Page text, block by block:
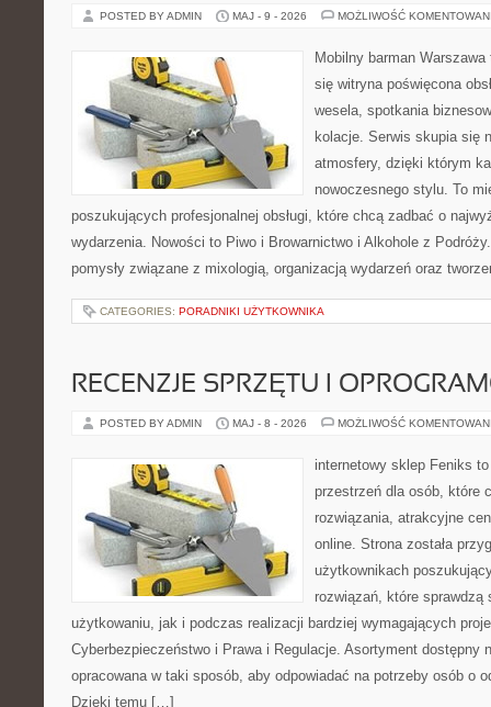
POSTED BY ADMIN MAJ - 9 - 2026 MOŻLIWOŚĆ
Mobilny barman
się witryna poświęcona
wesela, spotkania
kolacje. Serwis skupia się
atmosfery, dzięki którym
nowoczesnego stylu. To
poszukujących profesjonalnej obsługi, które chcą zadbać o
wydarzenia. Nowości to Piwo i Browarnictwo i Alkohole z
pomysły związane z mixologią, organizacją wydarzeń oraz
CATEGORIES: PORADNIKI UŻYTKOWNIKA
RECENZJE SPRZĘTU I
POSTED BY ADMIN MAJ - 8 - 2026 MOŻLIWOŚĆ
internetowy sklep Feniks
przestrzeń dla osób, które
rozwiązania, atrakcyjne
online. Strona została
użytkownikach
rozwiązań, które sprawdzą
użytkowaniu, jak i podczas realizacji bardziej wymagających
Cyberbezpieczeństwo i Prawa i Regulacje. Asortyment dostępny
opracowana w taki sposób, aby odpowiadać na potrzeby osób o
Dzięki temu […]